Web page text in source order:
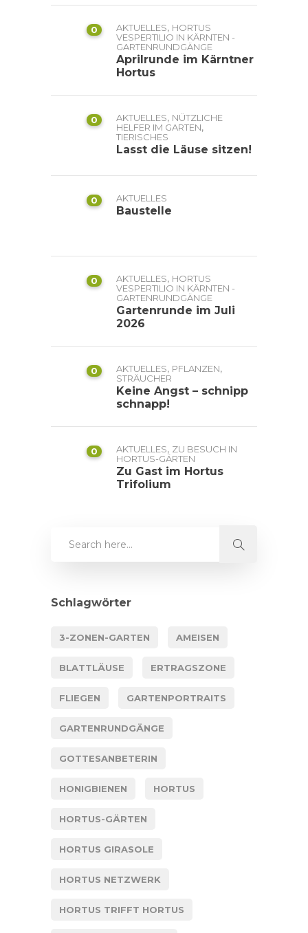
0 AKTUELLES, HORTUS
VESPERTILIO IN KÄRNTEN -
GARTENRUNDGÄNGE
Aprilrunde im Kärntner
Hortus
0 AKTUELLES, NÜTZLICHE
HELFER IM GARTEN,
TIERISCHES
Lasst die Läuse sitzen!
0 AKTUELLES
Baustelle
0 AKTUELLES, HORTUS
VESPERTILIO IN KÄRNTEN -
GARTENRUNDGÄNGE
Gartenrunde im Juli
2026
0 AKTUELLES, PFLANZEN,
STRÄUCHER
Keine Angst – schnipp
schnapp!
0 AKTUELLES, ZU BESUCH IN
HORTUS-GÄRTEN
Zu Gast im Hortus
Trifolium
Schlagwörter
3-ZONEN-GARTEN AMEISEN
BLATTLÄUSE ERTRAGSZONE
FLIEGEN GARTENPORTRAITS
GARTENRUNDGÄNGE
GOTTESANBETERIN
HONIGBIENEN HORTUS
HORTUS-GÄRTEN
HORTUS GIRASOLE
HORTUS NETZWERK
HORTUS TRIFFT HORTUS